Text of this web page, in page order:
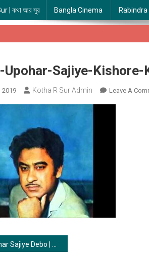
| কথা আর সুর Bangla Cinema
Upohar-Sajiye-Kishore-
2019 Kotha R Sur Admin Leave A
Debo | কি উপহার সাজিয়ে দেবো